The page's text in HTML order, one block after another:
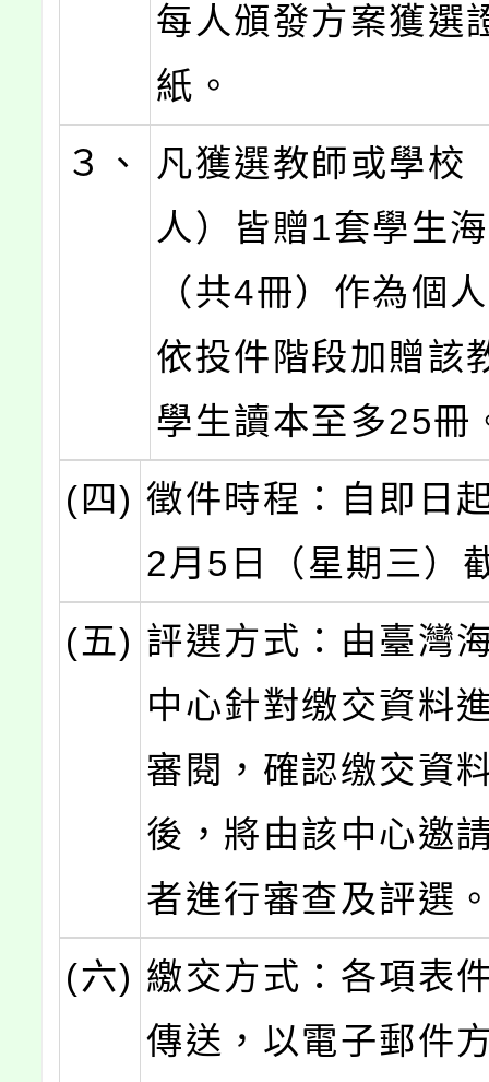
每人頒發方案獲選
紙。
３、
凡獲選教師或學校
人）皆贈1套學生
（共4冊）作為個
依投件階段加贈該
學生讀本至多25冊
(四) 徵件時程：自即日
2月5日（星期三）
(五) 評選方式：由臺灣
中心針對缴交資料
審閱，確認缴交資
後，將由該中心邀
者進行審查及評選
(六) 繳交方式：各項表
傳送，以電子郵件